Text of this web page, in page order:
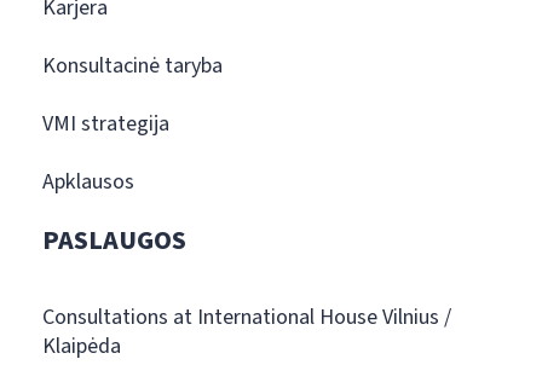
Karjera
Konsultacinė taryba
VMI strategija
Apklausos
PASLAUGOS
Consultations at International House Vilnius /
Klaipėda